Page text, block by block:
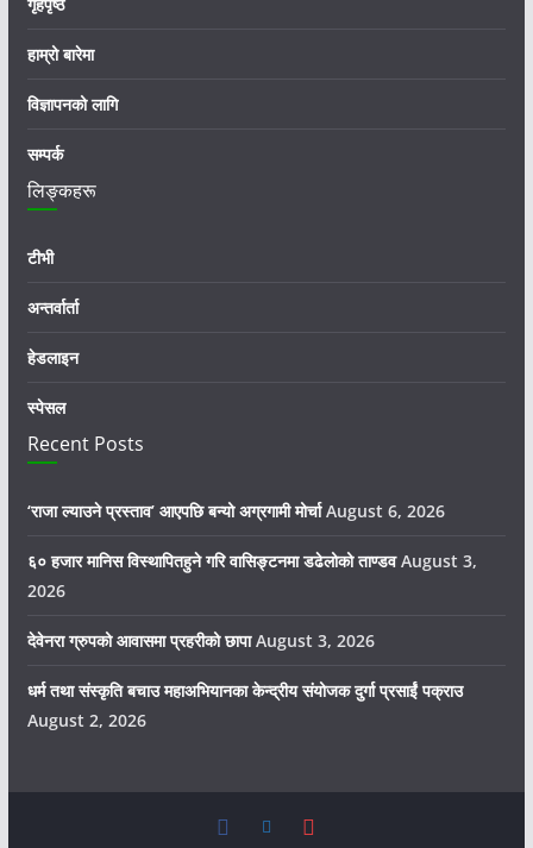
हाम्रो बारेमा
विज्ञापनको लागि
सम्पर्क
लिङ्कहरू
टीभी
अन्तर्वार्ता
हेडलाइन
स्पेसल
Recent Posts
‘राजा ल्याउने प्रस्ताव’ आएपछि बन्यो अग्रगामी मोर्चा August 6, 2026
६० हजार मानिस विस्थापितहुने गरि वासिङ्टनमा डढेलोको ताण्डव August 3,
2026
देवेनरा ग्रुपको आवासमा प्रहरीको छापा August 3, 2026
धर्म तथा संस्कृति बचाउ महाअभियानका केन्द्रीय संयोजक दुर्गा प्रसाईं पक्राउ
August 2, 2026